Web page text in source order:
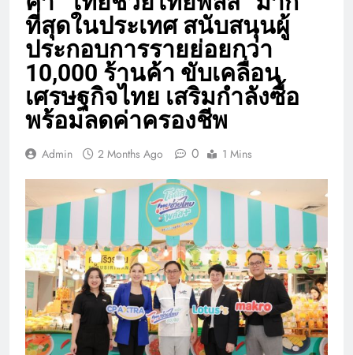
ที่สุดในประเทศ สนับสนุนผู้
ประกอบการรายย่อยกว่า
10,000 ร้านค้า ขับเคลื่อน
เศรษฐกิจไทย เสริมกำลังซื้อ
พร้อมลดค่าครองชีพ
Admin 2 Months Ago 0 1 Mins